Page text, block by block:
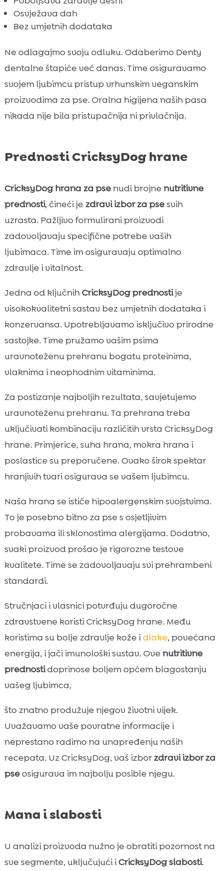
Osvježava dah
Bez umjetnih dodataka
Ne odlagajmo svoju odluku. Odaberimo Denty
dentalne štapiće već danas. Time osiguravamo
svojem ljubimcu pristup vrhunskim veganskim
proizvodima za pse. Oralna higijena naših pasa
nikada nije bila pristupačnija ni privlačnija.
Prednosti CricksyDog hrane
CricksyDog hrana za psenudi brojne nutritivne
prednosti, čineći je zdravi izbor za psesvih
uzrasta. Pažljivo formulirani proizvodi
zadovoljavaju specifične potrebe vaših
ljubimaca. Time im osiguravaju optimalno
zdravlje i vitalnost.
Jedna od ključnihCricksyDog prednostije
visokokvalitetni sastav bez umjetnih dodataka i
konzervansa. Upotrebljavamo isključivo prirodne
sastojke. Time pružamo vašim psima
uravnoteženu prehranu bogatu proteinima,
vlaknima i neophodnim vitaminima.
Za postizanje najboljih rezultata, savjetujemo
uravnoteženu prehranu. Ta prehrana treba
uključivati kombinaciju različitih vrsta CricksyDog
hrane. Primjerice, suha hrana, mokra hrana i
poslastice su preporučene. Ovako širok spektar
hranjivih tvari osigurava se vašem ljubimcu.
Naša hrana se ističe hipoalergenskim svojstvima.
To je posebno bitno za pse s osjetljivim
probavama ili sklonostima alergijama. Dodatno,
svaki proizvod prošao je rigorozne testove
kvalitete. Time se zadovoljavaju svi prehrambeni
standardi.
Stručnjaci i vlasnici potvrđuju dugoročne
zdravstvene koristi CricksyDog hrane. Među
koristima su bolje zdravlje kože idlake, povećana
energija, i jači imunološki sustav. Ove nutritivne
prednostidoprinose boljem općem blagostanju
vašeg ljubimca,
što znatno produžuje njegov životni vijek.
Uvažavamo vaše povratne informacije i
neprestano radimo na unapređenju naših
recepata. Uz CricksyDog, vaš izborzdravi izbor za
pseosigurava im najbolju posible njegu.
Mana i slabosti
U analizi proizvoda nužno je obratiti pozornost na
sve segmente, uključujući iCricksyDog slabosti.